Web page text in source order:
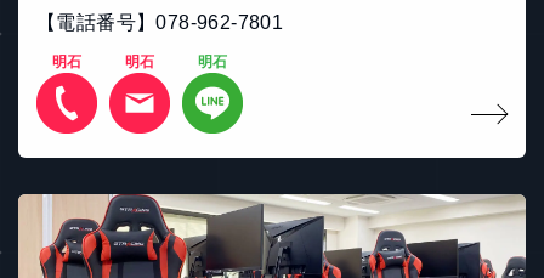
【電話番号】078-962-7801
明石 明石 明石